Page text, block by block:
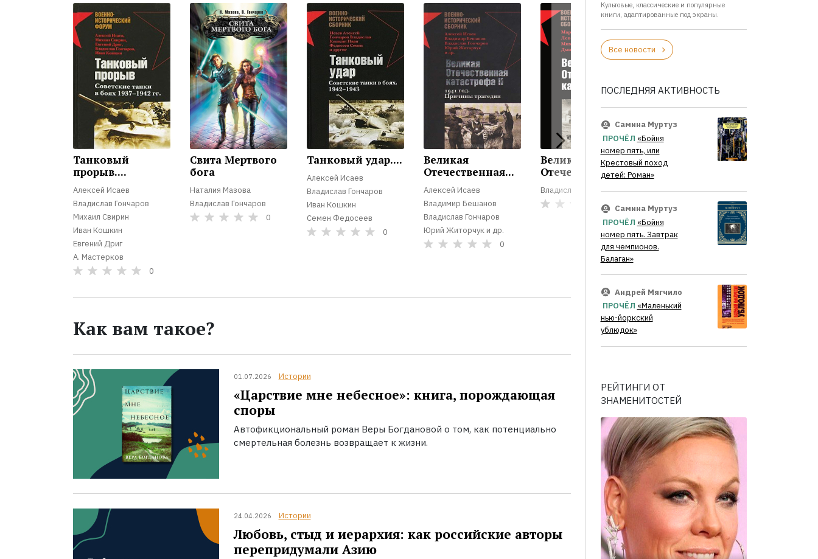
Танковый
прорыв....
Алексей Исаев
Владислав Гончаров
Михаил Свирин
Иван Кошкин
Евгений Дриг
А. Мастерков
0
Свита Мертвого
бога
Наталия Мазова
Владислав Гончаров
0
Танковый удар....
Алексей Исаев
Владислав Гончаров
Иван Кошкин
Семен Федосеев
0
Великая
Отечественная...
Алексей Исаев
Владимир Бешанов
Владислав Гончаров
Юрий Житорчук и др.
0
Великая
Отечественная...
Владислав Гончаров
0
Трагедия 1941....
0
Как вам такое?
01.07.2026 Истории
«Царствие мне небесное»: книга, порождающая
споры
Автофикциональный роман Веры Богдановой о том, как потенциально
смертельная болезнь возвращает к жизни.
24.04.2026 Истории
Любовь, стыд и иерархия: как российские авторы
перепридумали Азию
Культовые, классические и популярные
книги, адаптированные под экраны.
Все новости
ПОСЛЕДНЯЯ АКТИВНОСТЬ
Самина Муртуз
ПРОЧЁЛ «Бойня
номер пять, или
Крестовый поход
детей: Роман»
Самина Муртуз
ПРОЧЁЛ «Бойня
номер пять. Завтрак
для чемпионов.
Балаган»
Андрей Мягчило
ПРОЧЁЛ «Маленький
нью-йоркский
ублюдок»
РЕЙТИНГИ ОТ
ЗНАМЕНИТОСТЕЙ